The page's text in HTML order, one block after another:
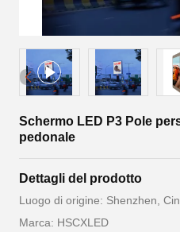
Schermo LED P3 Pole
pedonale
Dettagli del prodotto
Luogo di origine: Shenzhen,
Marca: HSCXLED